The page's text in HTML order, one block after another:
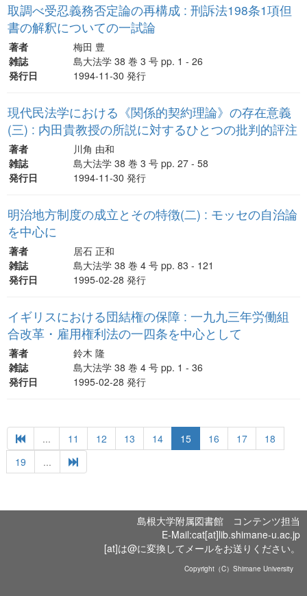
取調べ受忍義務否定論の再構成 : 刑訴法198条1項但
書の解釈についての一試論
著者
梅田 豊
雑誌
島大法学 38 巻 3 号 pp. 1 - 26
発行日
1994-11-30 発行
現代民法学における《関係的契約理論》の存在意義
(三) : 内田貴教授の所説に対するひとつの批判的評注
著者
川角 由和
雑誌
島大法学 38 巻 3 号 pp. 27 - 58
発行日
1994-11-30 発行
明治地方制度の成立とその特徴(二) : モッセの自治論
を中心に
著者
居石 正和
雑誌
島大法学 38 巻 4 号 pp. 83 - 121
発行日
1995-02-28 発行
イギリスにおける団結権の保障 : 一九九三年労働組
合改革・雇用権利法の一四条を中心として
著者
鈴木 隆
雑誌
島大法学 38 巻 4 号 pp. 1 - 36
発行日
1995-02-28 発行
... 11 12 13 14 15 16 17
18
19
...
島根大学附属図書館 コンテンツ担当
E-Mail:cat[at]lib.shimane-u.ac.jp
[at]は@に変換してメールをお送りください。
Copyright（C）Shimane University